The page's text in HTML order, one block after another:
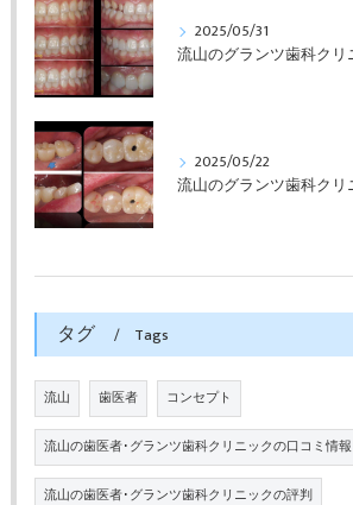
2025/05/31
2025/05/22
タグ Tags
流山 歯医者 コンセプト
流山の歯医者･グランツ歯科クリニックの口コミ情報
流山の歯医者･グランツ歯科クリニックの評判